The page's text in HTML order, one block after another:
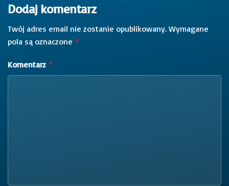
Dodaj komentarz
Twój adres email nie zostanie opublikowany. Wymagane
pola są oznaczone *
Komentarz *